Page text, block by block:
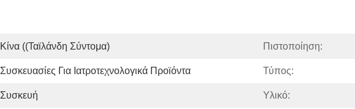
Κίνα ((Ταϊλάνδη Σύντομα) Πιστοποίηση:
Συσκευασίες Για Ιατροτεχνολογικά Προϊόντα Τύπος:
Συσκευή Υλικό: